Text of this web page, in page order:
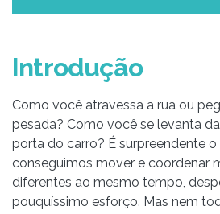
Introdução
Como você atravessa a rua ou
pesada? Como você se levanta
porta do carro? É surpreendente
conseguimos mover e coordenar
diferentes ao mesmo tempo,
pouquíssimo esforço. Mas nem